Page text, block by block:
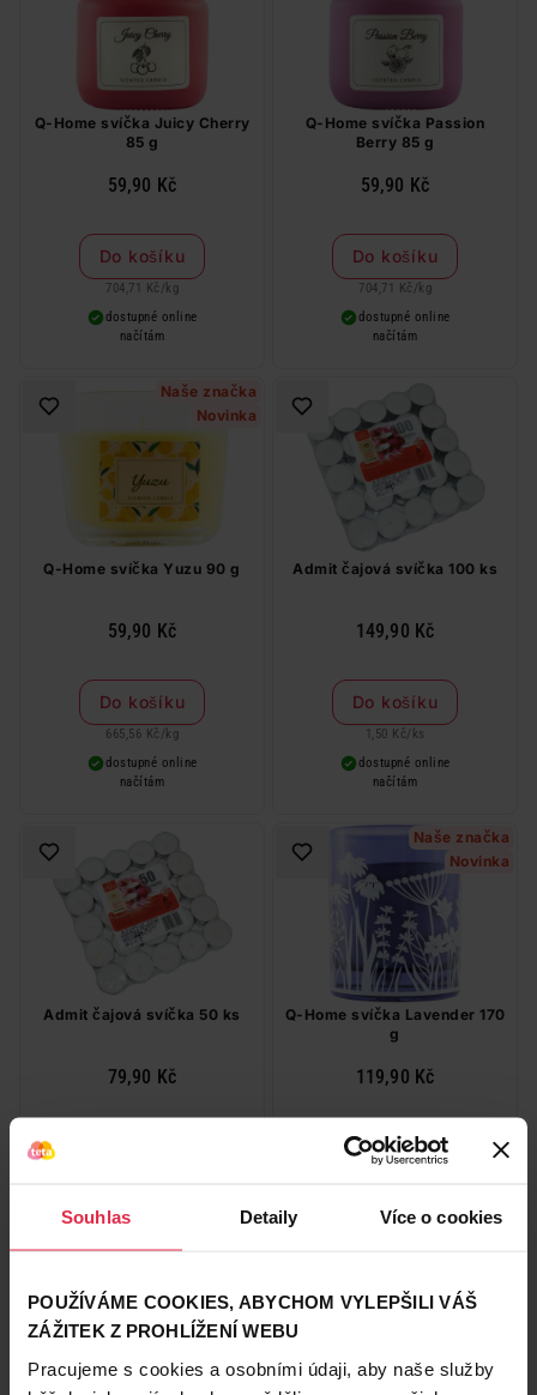
Souhlas Detaily Více o cookies
POUŽÍVÁME COOKIES, ABYCHOM VYLEPŠILI VÁŠ
ZÁŽITEK Z PROHLÍŽENÍ WEBU
Pracujeme s cookies a osobními údaji, aby naše služby
Q-Home svíčka Juicy Cherry
85 g
59,90 Kč
Do košíku
704,71 Kč / kg
dostupné online
načítám
Q-Home svíčka Passion
Berry 85 g
59,90 Kč
Do košíku
704,71 Kč / kg
dostupné online
načítám
Naše značka
Novinka
Q-Home svíčka Yuzu 90 g
59,90 Kč
Do košíku
665,56 Kč / kg
dostupné online
načítám
Admit čajová svíčka 100 ks
149,90 Kč
Do košíku
1,50 Kč/ ks
dostupné online
načítám
Admit čajová svíčka 50 ks
79,90 Kč
dostupné online
načítám
Naše značka
Novinka
Q-Home svíčka Lavender 170
g
119,90 Kč
Do košíku
dostupné online
načítám
Novinka
Novinka